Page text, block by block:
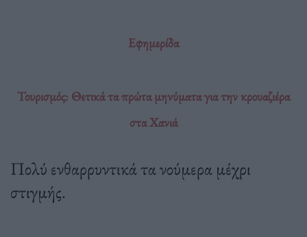
Εφημερίδα
Τουρισμός: Θετικά τα πρώτα μηνύματα για την κρουαζιέρα
στα Χανιά
Πολύ ενθαρρυντικά τα νούμερα μέχρι
στιγμής.